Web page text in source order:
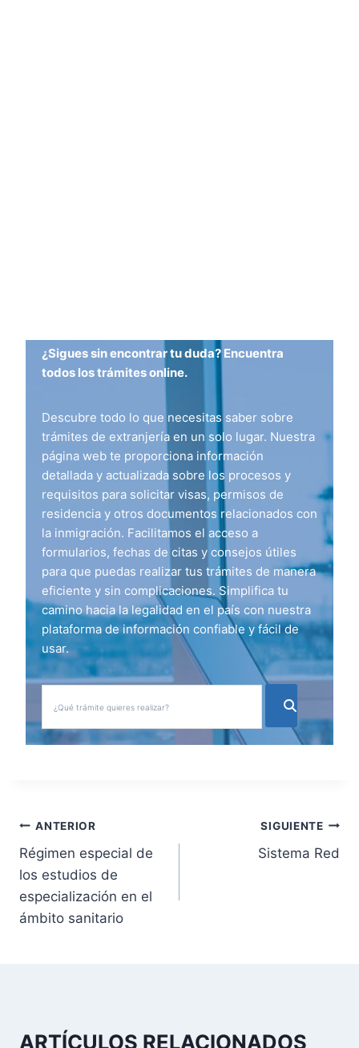
¿Sigues sin encontrar tu duda? Encuentra
todos los trámites online.
Descubre todo lo que necesitas saber sobre
trámites de extranjería en un solo lugar. Nuestra
página web te proporciona información
detallada y actualizada sobre los procesos y
requisitos para solicitar visas, permisos de
residencia y otros documentos relacionados con
la inmigración. Facilitamos el acceso a
formularios, fechas de citas y consejos útiles
para que puedas realizar tus trámites de manera
eficiente y sin complicaciones. Simplifica tu
camino hacia la legalidad en el país con nuestra
plataforma de información confiable y fácil de
usar.
N
a
v
e
c
ANTERIOR
Régimen especial de
los estudios de
especialización en el
ámbito sanitario
SIGUIENTE
Sistema Red
ARTÍCULOS RELACIONADOS